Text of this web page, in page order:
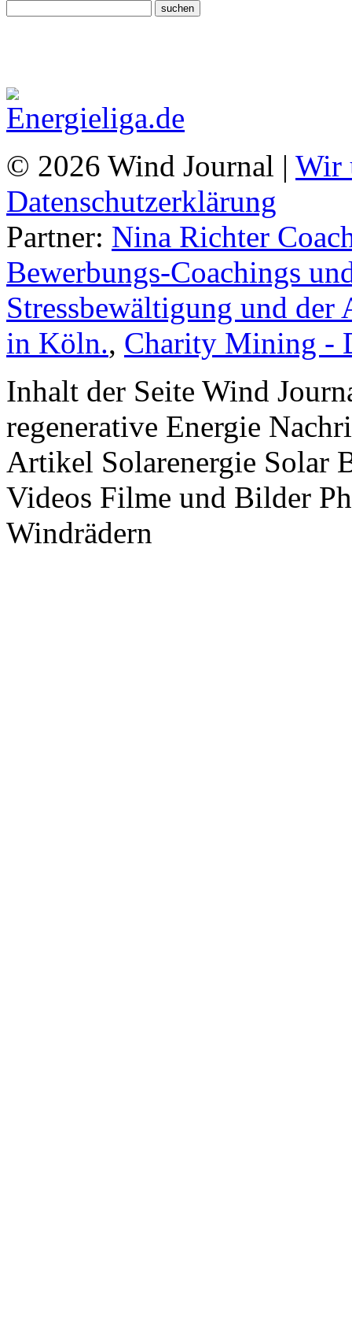
© 2026 Wind Journal | Wir
Datenschutzerklärung
Partner: Nina Richter
Bewerbungs-Coachings
Stressbewältigung und
in Köln., Charity Mining -
Inhalt der Seite Wind
regenerative Energie
Artikel Solarenergie Solar
Videos Filme und Bilder
Windrädern